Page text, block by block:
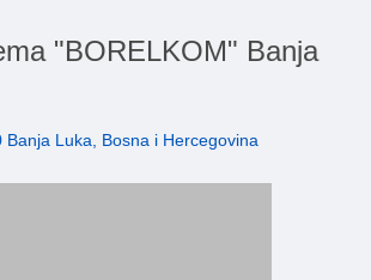
"BORELKOM" Banja
Banja Luka, Bosna i Hercegovina